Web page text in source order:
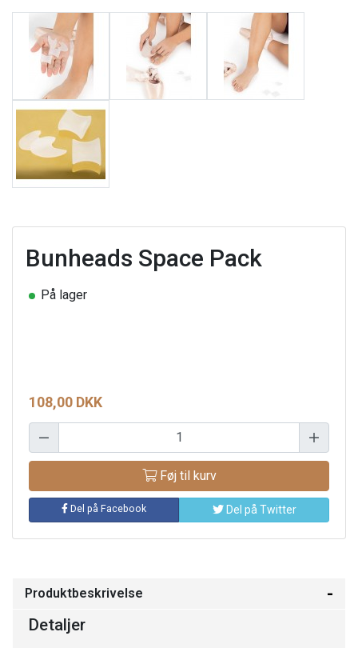
Bunheads Space Pack
På lager
108,00 DKK
Føj til kurv
Del på Facebook Del på Twitter
Produktbeskrivelse
Detaljer